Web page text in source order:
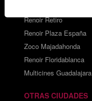
Renoir Retiro
Renoir Plaza España
Zoco Majadahonda
Renoir Floridablanca
Multicines Guadalajara
OTRAS CIUDADES